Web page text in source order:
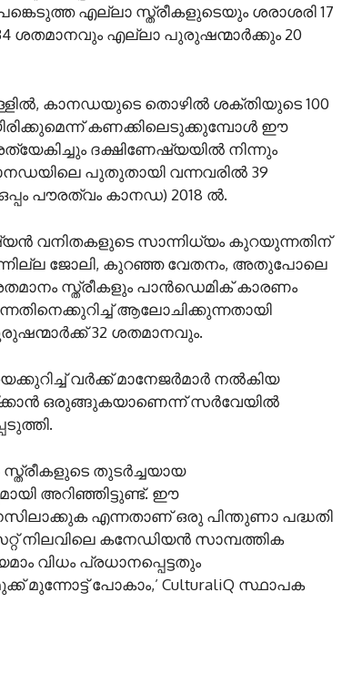
എല്ലാ സ്ത്രീകളുടെയും ശരാശരി 17
ശതമാനവും എല്ലാ പുരുഷന്മാർക്കും 20
കാനഡയുടെ തൊഴിൽ ശക്തിയുടെ 100
കണക്കിലെടുക്കുമ്പോൾ ഈ
ദക്ഷിണേഷ്യയിൽ നിന്നും
പുതുതായി വന്നവരിൽ 39
പൗരത്വം കാനഡ) 2018 ൽ.
വനിതകളുടെ സാന്നിധ്യം കുറയുന്നതിന്
ജോലി, കുറഞ്ഞ വേതനം, അതുപോലെ
സ്ത്രീകളും പാൻഡെമിക് കാരണം
ആലോചിക്കുന്നതായി
32 ശതമാനവും.
വർക്ക് മാനേജർമാർ നൽകിയ
ഒരുങ്ങുകയാണെന്ന് സർവേയിൽ
തുടർച്ചയായ
അറിഞ്ഞിട്ടുണ്ട്. ഈ
എന്നതാണ് ഒരു പിന്തുണാ പദ്ധതി
നിലവിലെ കനേഡിയൻ സാമ്പത്തിക
വിധം പ്രധാനപ്പെട്ടതും
പോകാം,’ CulturaliQ സ്ഥാപക